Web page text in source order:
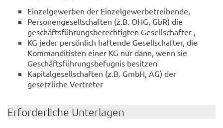
Einzelgewerben der Einzelgewerbetreibende,
Personengesellschaften (z.B. OHG, GbR) die
geschäftsführungsberechtigten Gesellschafter ,
KG jeder persönlich haftende Gesellschafter, die
Kommanditisten einer KG nur dann, wenn sie
Geschäftsführungsbefugnis besitzen
Kapitalgesellschaften (z.B. GmbH, AG) der
gesetzliche Vertreter
Erforderliche Unterlagen